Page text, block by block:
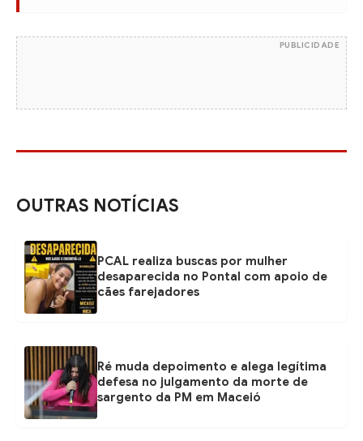
PUBLICIDADE
OUTRAS NOTÍCIAS
PCAL realiza buscas por mulher
desaparecida no Pontal com apoio de
cães farejadores
Ré muda depoimento e alega legítima
defesa no julgamento da morte de
sargento da PM em Maceió